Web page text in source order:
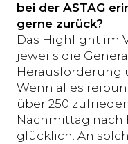
bei der ASTAG
gerne zurück?
Das Highlight im
jeweils die
Herausforderung
Wenn alles
über 250
Nachmittag nach
glücklich. An